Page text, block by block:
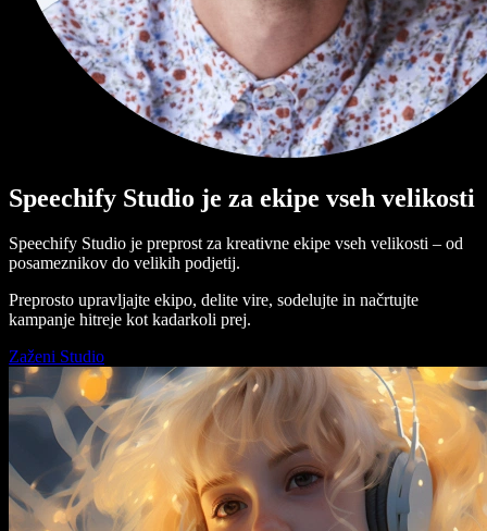
Speechify Studio je za ekipe vseh velikosti
Speechify Studio je preprost za kreativne ekipe vseh velikosti – od
posameznikov do velikih podjetij.
Preprosto upravljajte ekipo, delite vire, sodelujte in načrtujte
kampanje hitreje kot kadarkoli prej.
Zaženi Studio